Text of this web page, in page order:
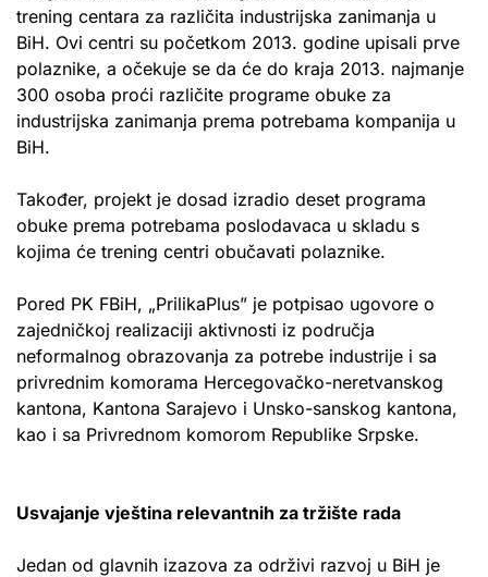
trening centara za različita industrijska zanimanja u
BiH. Ovi centri su početkom 2013. godine upisali prve
polaznike, a očekuje se da će do kraja 2013. najmanje
300 osoba proći različite programe obuke za
industrijska zanimanja prema potrebama kompanija u
BiH.
Također, projekt je dosad izradio deset programa
obuke prema potrebama poslodavaca u skladu s
kojima će trening centri obučavati polaznike.
Pored PK FBiH, „PrilikaPlus” je potpisao ugovore o
zajedničkoj realizaciji aktivnosti iz područja
neformalnog obrazovanja za potrebe industrije i sa
privrednim komorama Hercegovačko-neretvanskog
kantona, Kantona Sarajevo i Unsko-sanskog kantona,
kao i sa Privrednom komorom Republike Srpske.
Usvajanje vještina relevantnih za tržište rada
Jedan od glavnih izazova za održivi razvoj u BiH je